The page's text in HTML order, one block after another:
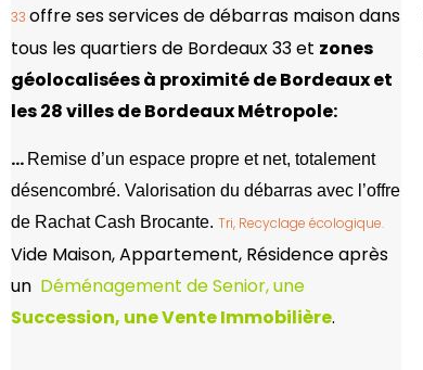
33 offre ses services de débarras maison dans
tous les quartiers de Bordeaux 33 et zones
géolocalisées à proximité deBordeaux et
les 28 villes de Bordeaux Métropole:
... Remise d’un espace propre et net, totalement
désencombré. Valorisation du débarras avec l’offre
de Rachat Cash Brocante. Tri, Recyclage écologique.
Vide Maison, Appartement, Résidence après
un Déménagement de Senior, une
Succession, une Vente Immobilière.